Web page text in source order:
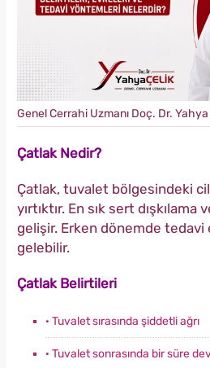
Genel Cerrahi Uzmanı Doç. Dr.
Çatlak Nedir?
Çatlak, tuvalet bölgesindeki
yırtıktır. En sık sert dışkılama
gelişir. Erken dönemde
gelebilir.
Çatlak Belirtileri
· Tuvalet sırasında şiddetli ağrı
· Tuvalet sonrasında bir süre